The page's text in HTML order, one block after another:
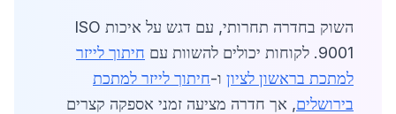
השוק בחדרה תחרותי, עם דגש על איכות ISO
9001. לקוחות יכולים להשוות עם
חיתוך לייזר
למתכת בראשון לציון ו-חיתוך לייזר למתכת
בירושלים, אך חדרה מציעה זמני אספקה קצרים